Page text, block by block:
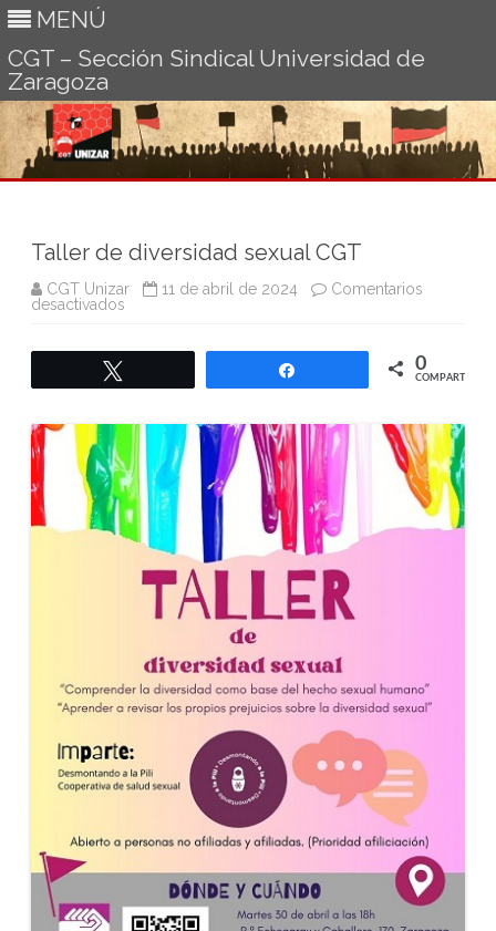
MENÚ
CGT – Sección Sindical Universidad de
Zaragoza
Taller de diversidad sexual CGT
CGT Unizar 11 de abril de 2024
Comentarios
desactivados
diversidad
0
COMPARTIR